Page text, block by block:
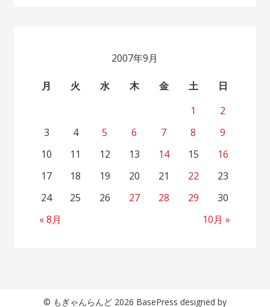
2007年9月
月 火 水 木 金 土 日
« 8月 10月 »
1
2
3
4 5 6 7 8
9
10
11 12 13 14 15
16
17
18 19 20 21 22
23
24
25 26 27 28 29 30
© もぎゃんらんど 2026 BasePress designed by